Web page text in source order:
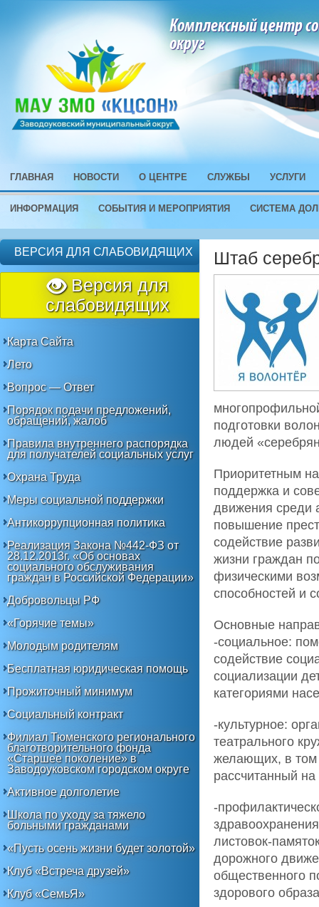
Комплексный центр
округ
ГЛАВНАЯ НОВОСТИ О ЦЕНТРЕ СЛУЖБЫ УСЛУГИ
ИНФОРМАЦИЯ СОБЫТИЯ И МЕРОПРИЯТИЯ СИСТЕМА
Штаб
подготовки
людей
Приоритетным
поддержка и
движения среди
повышение
содействие
жизни граждан
физическими
способностей и
Основные
-социальное:
содействие
социализации
категориями
-культурное:
театрального
желающих, в том
рассчитанный
-
листовок-
дорожного
общественного
здорового
ВЕРСИЯ ДЛЯ СЛАБОВИДЯЩИХ
Версия для
слабовидящих
Карта Сайта
Лето
Вопрос — Ответ
Порядок подачи предложений,
обращений, жалоб
Правила внутреннего распорядка
для получателей социальных услуг
Охрана Труда
Меры социальной поддержки
Антикоррупционная политика
Реализация Закона №442-ФЗ от
28.12.2013г. «Об основах
социального обслуживания
граждан в Российской Федерации»
Добровольцы РФ
«Горячие темы»
Молодым родителям
Бесплатная юридическая помощь
Прожиточный минимум
Социальный контракт
Филиал Тюменского регионального
благотворительного фонда
«Старшее поколение» в
Заводоуковском городском округе
Активное долголетие
Школа по уходу за тяжело
больными гражданами
«Пусть осень жизни будет золотой»
Клуб «Встреча друзей»
Клуб «СемьЯ»